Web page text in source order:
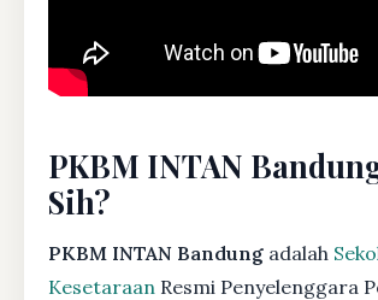
PKBM INTAN
Sih?
PKBM INTAN Bandung adalah
Kesetaraan Resmi Penyelenggara